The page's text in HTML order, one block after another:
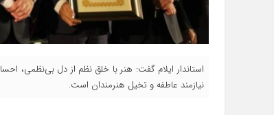
استاندار ایلام گفت: هنر با خلق نظم از دل بی‌نظمی،
نیازمند عاطفه و تخیل هنرمندان است.